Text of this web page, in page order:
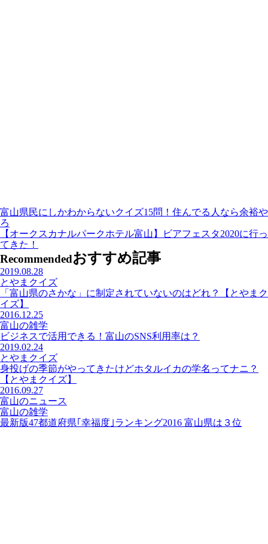
富山県民にしかわからないクイズ15問！住んでる人なら余裕や
ろ
【オークスカナルパークホテル富山】ビアフェスタ2020に行っ
てきた！
Recommendedおすすめ記事
2019.08.28
とやまクイズ
「富山県のさかな」に制定されていないのはどれ？【とやまク
イズ】
2016.12.25
富山の雑学
ビジネスで活用できる！富山のSNS利用率は？
2019.02.24
とやまクイズ
身投げの季節がやってきたけどホタルイカの学名ってナニ？
【とやまクイズ】
2016.09.27
富山のニュース
富山の雑学
最新版47都道府県｢幸福度｣ランキング2016 富山県は３位